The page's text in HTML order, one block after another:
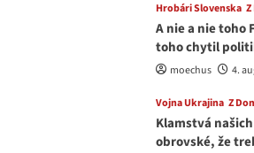
Hrobári Slovenska
A nie a nie toho
toho chytil
moechus 4.
Vojna Ukrajina Z
Klamstvá
obrovské, že